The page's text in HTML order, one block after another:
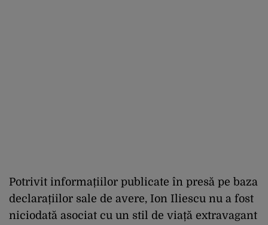
Potrivit informațiilor publicate în presă pe baza
declarațiilor sale de avere, Ion Iliescu nu a fost
niciodată asociat cu un stil de viață extravagant